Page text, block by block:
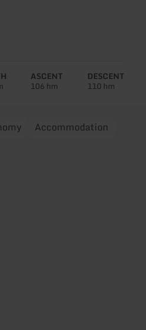
ASCENT
106 hm
DESCENT
110 hm
Accommodation